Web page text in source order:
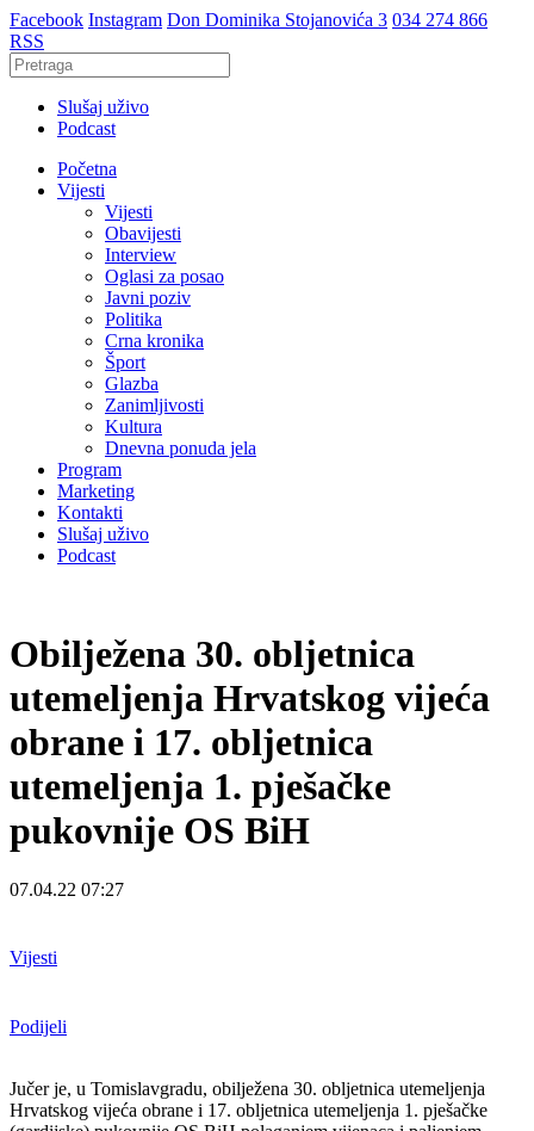
Facebook Instagram Don Dominika Stojanovića 3 034 274 866
RSS
Slušaj uživo
Podcast
Početna
Vijesti
Vijesti
Obavijesti
Interview
Oglasi za posao
Javni poziv
Politika
Crna kronika
Šport
Glazba
Zanimljivosti
Kultura
Dnevna ponuda jela
Program
Marketing
Kontakti
Slušaj uživo
Podcast
Obilježena 30. obljetnica
utemeljenja Hrvatskog vijeća
obrane i 17. obljetnica
utemeljenja 1. pješačke
pukovnije OS BiH
07.04.22 07:27
Vijesti
Podijeli
Jučer je, u Tomislavgradu, obilježena 30. obljetnica utemeljenja
Hrvatskog vijeća obrane i 17. obljetnica utemeljenja 1. pješačke